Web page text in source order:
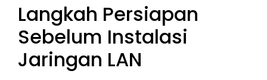
Langkah Persiapan
Sebelum Instalasi
Jaringan LAN